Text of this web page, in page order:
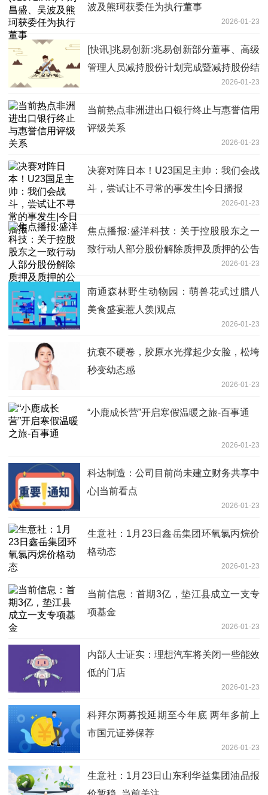
波及熊珂获委任为执行董事
2026-01-23
[快讯]兆易创新:兆易创新部分董事、高级
管理人员减持股份计划完成暨减持股份结
2026-01-23
当前热点非洲进出口银行终止与惠誉信用
评级关系
2026-01-23
决赛对阵日本！U23国足主帅：我们会战
斗，尝试让不寻常的事发生|今日播报
2026-01-23
焦点播报:盛洋科技：关于控股股东之一
致行动人部分股份解除质押及质押的公告
2026-01-23
南通森林野生动物园：萌兽花式过腊八
美食盛宴惹人羡|观点
2026-01-23
抗衰不硬卷，胶原水光撑起少女脸，松垮
秒变幼态感
2026-01-23
“小鹿成长营”开启寒假温暖之旅-百事通
2026-01-23
科达制造：公司目前尚未建立财务共享中
心|当前看点
2026-01-23
生意社：1月23日鑫岳集团环氧氯丙烷价
格动态
2026-01-23
当前信息：首期3亿，垫江县成立一支专
项基金
2026-01-23
内部人士证实：理想汽车将关闭一些能效
低的门店
2026-01-23
科拜尔两募投延期至今年底 两年多前上
市国元证券保荐
2026-01-23
生意社：1月23日山东利华益集团油品报